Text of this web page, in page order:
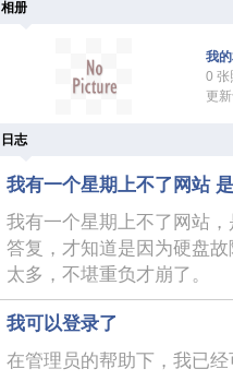
相册
我
0 张
更
日志
我有一个星期上不了网站
我有一个星期上不了网站
答复，才知道是因为硬盘
太多，不堪重负才崩了。
我可以登录了
在管理员的帮助下，我已